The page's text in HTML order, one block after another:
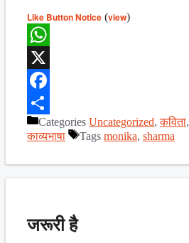
Like Button Notice (view)
WhatsApp
X
Facebook
ShareCategories Uncategorized,कविता,
काव्यभाषा
Tags monika, sharma
जरूरी है